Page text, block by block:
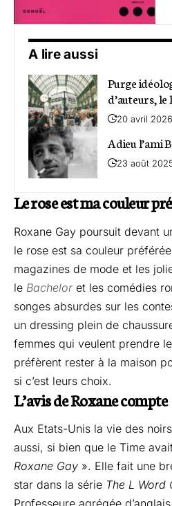
A lire aussi
Purge
d’auteurs,
20 avril 2026
Adieu l’ami
23 août
Le rose est ma couleur
Roxane Gay poursuit devant
le rose est sa couleur
magazines de mode et les
le Bachelor et les comédies
songes absurdes sur les
un dressing plein de
femmes qui veulent prendre
préfèrent rester à la maison
si c’est leurs choix.
L’avis de Roxane compte
Aux Etats-Unis la vie des
aussi, si bien que le Time
Roxane Gay ». Elle fait une
star dans la série The L Word